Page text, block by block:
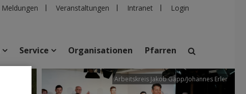
Meldungen Veranstaltungen Intranet Login
suchen
Service Organisationen Pfarren
Arbeitskreis Jakob Gapp/Johannes Erler